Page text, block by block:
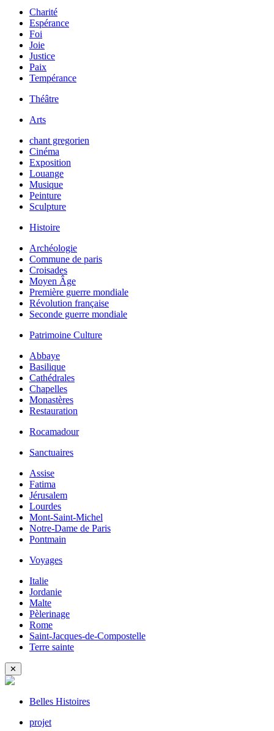
Charité
Espérance
Foi
Joie
Justice
Paix
Tempérance
Théâtre
Arts
chant gregorien
Cinéma
Exposition
Louange
Musique
Peinture
Sculpture
Histoire
Archéologie
Commune de paris
Croisades
Moyen Âge
Première guerre mondiale
Révolution française
Seconde guerre mondiale
Patrimoine Culture
Abbaye
Basilique
Cathédrales
Chapelles
Monastères
Restauration
Rocamadour
Sanctuaires
Assise
Fatima
Jérusalem
Lourdes
Mont-Saint-Michel
Notre-Dame de Paris
Pontmain
Voyages
Italie
Jordanie
Malte
Pèlerinage
Rome
Saint-Jacques-de-Compostelle
Terre sainte
✕
Belles Histoires
projet